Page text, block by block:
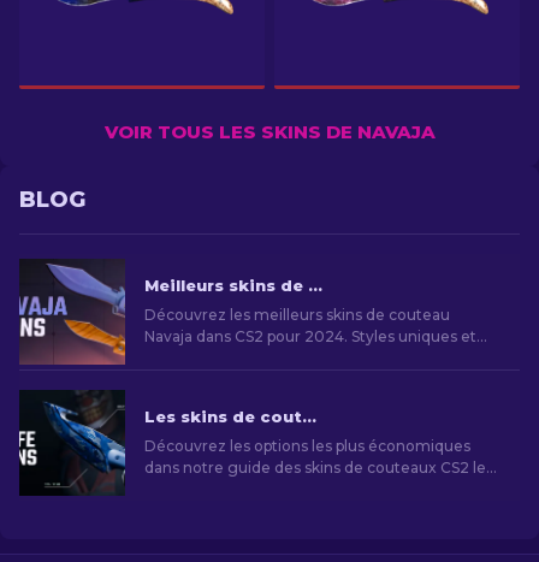
VOIR TOUS LES SKINS DE NAVAJA
BLOG
Meilleurs skins de Couteau Navaja CS2 à Utiliser: Liste Ultime [2026]
Découvrez les meilleurs skins de couteau
Navaja dans CS2 pour 2024. Styles uniques et
Les skins de couteaux CS2 les moins chers [2026]
Découvrez les options les plus économiques
dans notre guide des skins de couteaux CS2 les